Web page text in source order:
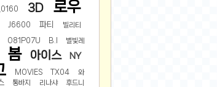
3D 로우
J6600 파티 빌리티
O81P07U B.I 별빛레
봄 아이스 NY
MOVIES TX04
와
통바지 리나샤
후드니
2025-02-10
2025-01-23
2024-12-03
2024-11-22
2024-11-13